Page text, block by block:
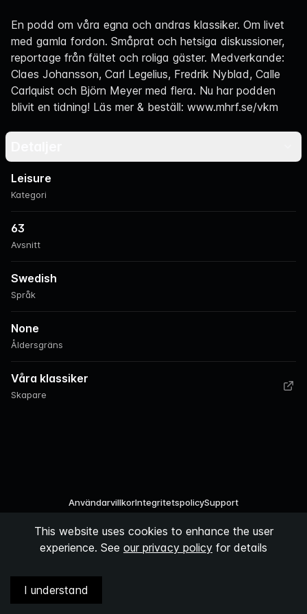
Navigation
En podd om våra egna och andras klassiker. Om livet
med gamla fordon. Småprat och hetsiga diskussioner,
reportage från fältet och roliga gäster. Medverkande:
Claes Johansson, Carl Legelius, Fredrik Nyblad, Calle
Carlquist och Björn Meyer med flera. Nu har podden
blivit en tidning! Läs mer & beställ: www.mhrf.se/vkm
Kategori
Leisure
Avsnitt
63
Språk
Swedish
Åldersgräns
None
Skapare
Våra klassiker
AnvändarvillkorIntegritetspolicySupport
©2026Podspace AB
This website uses cookies to enhance the user
experience. See our privacy policy for details
I understand